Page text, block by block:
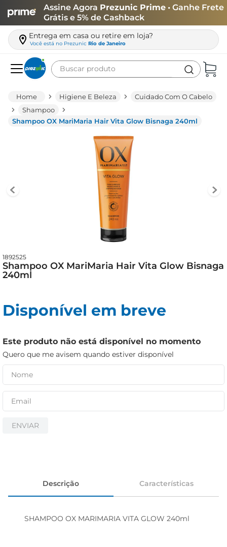
Assine Agora Prezunic Prime • Ganhe Frete
Grátis e 5% de Cashback
Entrega em casa ou retire em loja?
Você está no Prezunic Rio de Janeiro
Buscar produto
Higiene E Beleza
Cuidado Com O Cabelo
Shampoo
Shampoo OX MariMaria Hair Vita Glow Bisnaga 240ml
1892525
Shampoo OX MariMaria Hair Vita Glow Bisnaga
240ml
Disponível em breve
Este produto não está disponível no momento
Quero que me avisem quando estiver disponível
ENVIAR
Descrição Características
SHAMPOO OX MARIMARIA VITA GLOW 240ml
leite
cerveja